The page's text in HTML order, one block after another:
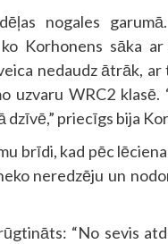
nogales
Korhonens sāka
nedaudz ātrāk,
uzvaru WRC2
dzīvē,” priecīgs bija
brīdi, kad pēc
neredzēju un
“No sevis